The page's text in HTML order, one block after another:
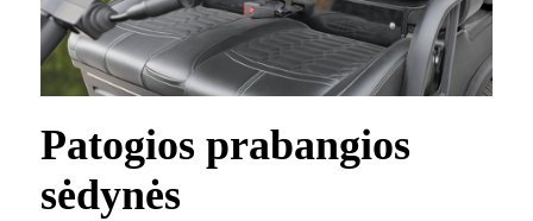
Patogios prabangios
sėdynės